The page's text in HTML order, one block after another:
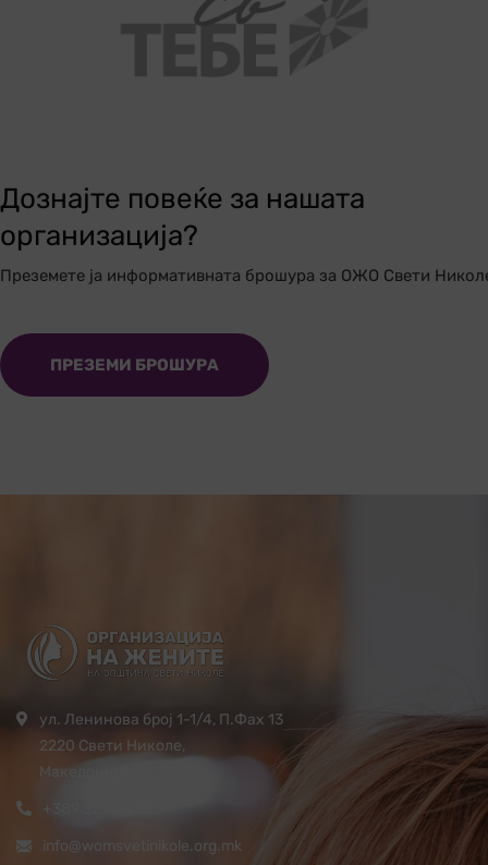
Дознајте повеќе за нашата
организација?
Преземете ја информативната брошура за ОЖО Свети
ПРЕЗЕМИ БРОШУРА
ул. Ленинова број 1-1/4, П.Фах 13
2220 Свети Николе,
Македонија
info@womsvetinikole.org.mk